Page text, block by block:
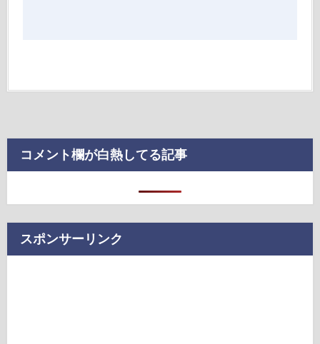
コメント欄が白熱してる記事
スポンサーリンク